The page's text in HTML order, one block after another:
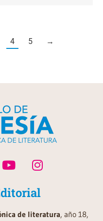
4 5 →
de literatura, año 18,